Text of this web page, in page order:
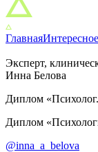
ГлавнаяИнтересное
Эксперт,
Инна Белова
Диплом
Диплом
@inna_a_belova